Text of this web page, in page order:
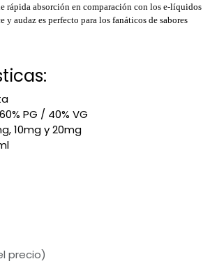
rápida absorción en comparación con los e-líquidos
y audaz es perfecto para los fanáticos de sabores
PG / 40% VG
10mg y 20mg
precio)